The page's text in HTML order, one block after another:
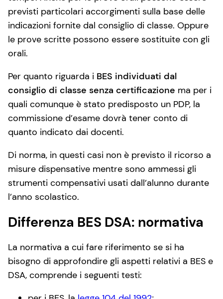
previsti particolari accorgimenti sulla base delle
indicazioni fornite dal consiglio di classe. Oppure
le prove scritte possono essere sostituite con gli
orali.
Per quanto riguarda i BES individuati dal
consiglio di classe senza certificazione ma per i
quali comunque è stato predisposto un PDP, la
commissione d’esame dovrà tener conto di
quanto indicato dai docenti.
Di norma, in questi casi non è previsto il ricorso a
misure dispensative mentre sono ammessi gli
strumenti compensativi usati dall’alunno durante
l’anno scolastico.
Differenza BES DSA: normativa
La normativa a cui fare riferimento se si ha
bisogno di approfondire gli aspetti relativi a BES e
DSA, comprende i seguenti testi: